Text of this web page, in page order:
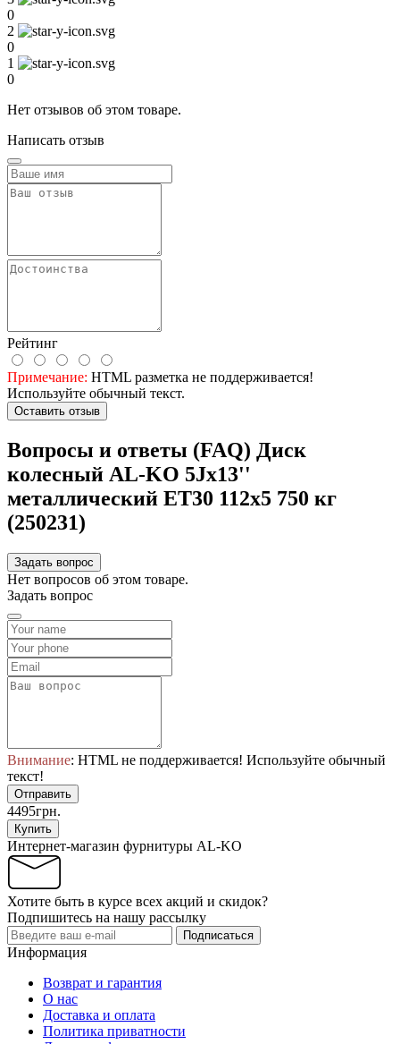
0
2
0
1
0
Нет отзывов об этом товаре.
Написать отзыв
Рейтинг
Примечание: HTML разметка не поддерживается!
Используйте обычный текст.
Оставить отзыв
Вопросы и ответы (FAQ) Диск
колесный AL-KO 5Jx13''
металлический ET30 112x5 750 кг
(250231)
Задать вопрос
Нет вопросов об этом товаре.
Задать вопрос
Внимание: HTML не поддерживается! Используйте обычный
текст!
Отправить
4495грн.
Купить
Интернет-магазин фурнитуры AL-KO
Хотите быть в курсе всех акций и скидок?
Подпишитесь на нашу рассылку
Подписаться
Информация
Возврат и гарантия
О нас
Доставка и оплата
Политика приватности